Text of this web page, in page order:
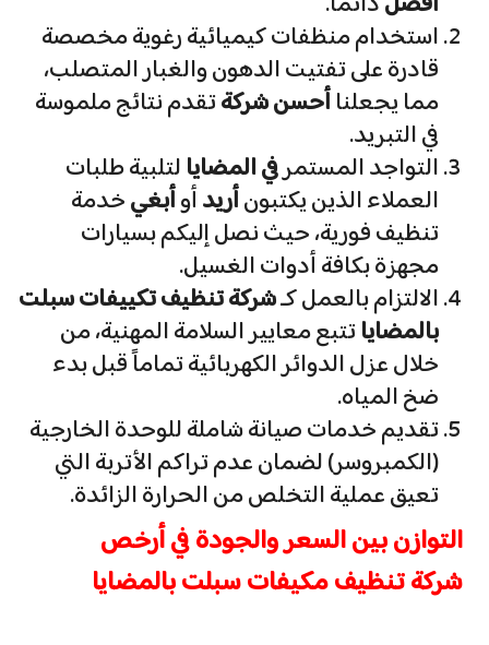
​استخدام منظفات كيميائية رغوية مخصصة
قادرة على تفتيت الدهون والغبار المتصلب،
مما يجعلناأحسن شركةتقدم نتائج ملموسة
في التبريد.
​التواجد المستمرفي المضايالتلبية طلبات
العملاء الذين يكتبونأريدأوأبغيخدمة
تنظيف فورية، حيث نصل إليكم بسيارات
مجهزة بكافة أدوات الغسيل.
​الالتزام بالعمل كـشركة تنظيف تكييفات سبلت
بالمضاياتتبع معايير السلامة المهنية، من
خلال عزل الدوائر الكهربائية تماماً قبل بدء
ضخ المياه.
​تقديم خدمات صيانة شاملة للوحدة الخارجية
(الكمبروسر) لضمان عدم تراكم الأتربة التي
تعيق عملية التخلص من الحرارة الزائدة.
​التوازن بين السعر والجودة في أرخص
شركة تنظيف مكيفات سبلت بالمضايا